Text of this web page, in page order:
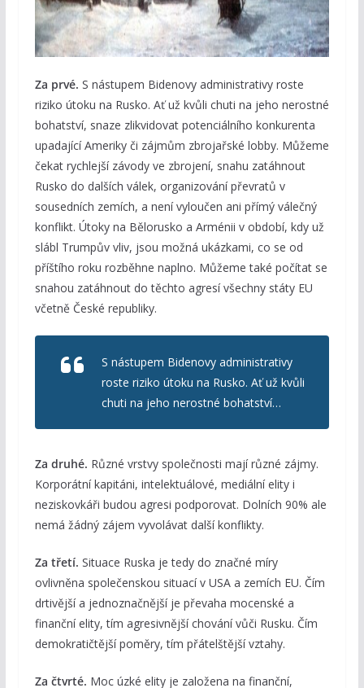
Za prvé. S nástupem Bidenovy administrativy roste
riziko útoku na Rusko. Ať už kvůli chuti na jeho nerostné
bohatství, snaze zlikvidovat potenciálního konkurenta
upadající Ameriky či zájmům zbrojařské lobby. Můžeme
čekat rychlejší závody ve zbrojení, snahu zatáhnout
Rusko do dalších válek, organizování převratů v
sousedních zemích, a není vyloučen ani přímý válečný
konflikt. Útoky na Bělorusko a Arménii v období, kdy už
slábl Trumpův vliv, jsou možná ukázkami, co se od
příštího roku rozběhne naplno. Můžeme také počítat se
snahou zatáhnout do těchto agresí všechny státy EU
včetně České republiky.
S nástupem Bidenovy administrativy
roste riziko útoku na Rusko. Ať už kvůli
chuti na jeho nerostné bohatství…
Za druhé. Různé vrstvy společnosti mají různé zájmy.
Korporátní kapitáni, intelektuálové, mediální elity i
neziskovkáři budou agresi podporovat. Dolních 90% ale
nemá žádný zájem vyvolávat další konflikty.
Za třetí. Situace Ruska je tedy do značné míry
ovlivněna společenskou situací v USA a zemích EU. Čím
drtivější a jednoznačnější je převaha mocenské a
finanční elity, tím agresivnější chování vůči Rusku. Čím
demokratičtější poměry, tím přátelštější vztahy.
Za čtvrté. Moc úzké elity je založena na finanční,